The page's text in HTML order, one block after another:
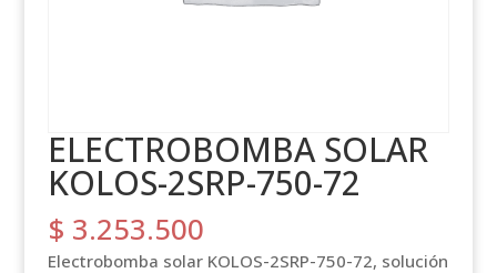
ELECTROBOMBA SOLAR
KOLOS-2SRP-750-72
$ 3.253.500
Electrobomba solar KOLOS-2SRP-750-72, solución